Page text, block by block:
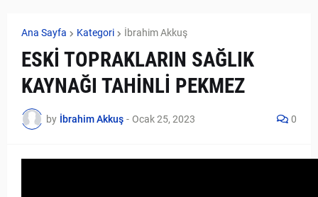
Ana Sayfa Kategori İbrahim Akkuş
ESKİ TOPRAKLARIN SAĞLIK
KAYNAĞI TAHİNLİ PEKMEZ
by İbrahim Akkuş - Ocak 25, 2023 0